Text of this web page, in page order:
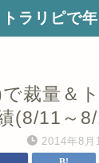
ラリピで
裁量＆
(8/11～
2014年8月